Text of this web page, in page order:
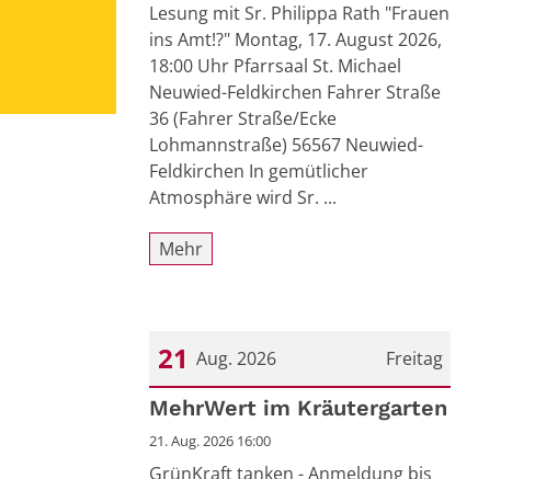
Lesung mit Sr. Philippa Rath "Frauen
ins Amt!?" Montag, 17. August 2026,
18:00 Uhr Pfarrsaal St. Michael
Neuwied-Feldkirchen Fahrer Straße
36 (Fahrer Straße/Ecke
Lohmannstraße) 56567 Neuwied-
Feldkirchen In gemütlicher
Atmosphäre wird Sr. ...
Mehr
Freitag
21 Aug. 2026
Datum: 21. August 2026
MehrWert im Kräutergarten
21. Aug. 2026 16:00
GrünKraft tanken - Anmeldung bis